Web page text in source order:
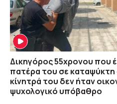
Δικηγόρος 55χρονου που
πατέρα του σε
κίνητρά του δεν ήταν
ψυχολογικό υπόβαθρο